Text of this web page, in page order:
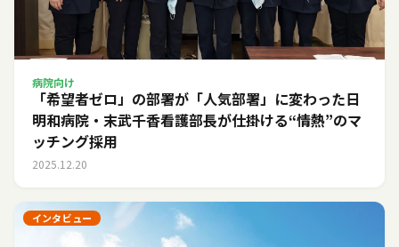
病院向け
「希望者ゼロ」の部署が「人気部署」に変わった日――
明和病院・末武千香看護部長が仕掛ける“情熱”のマ
ッチング採用
2025.12.20
インタビュー